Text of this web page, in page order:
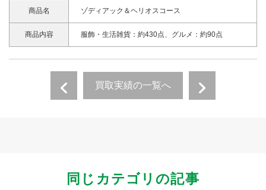
商品名 ゾディアック＆ヘリオスコース
商品内容 服飾・生活雑貨：約430点、グルメ：約90点
買取実績の一覧へ
同じカテゴリの記事